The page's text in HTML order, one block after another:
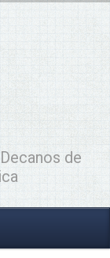
de